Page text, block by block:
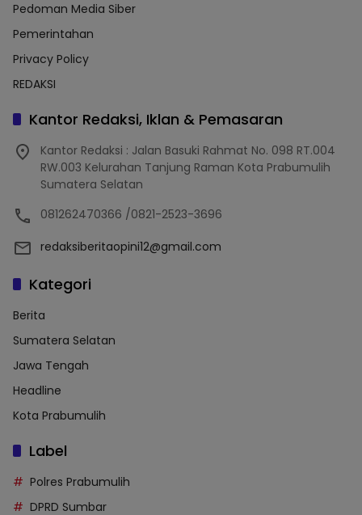
Pedoman Media Siber
Pemerintahan
Privacy Policy
REDAKSI
Kantor Redaksi, Iklan & Pemasaran
Kantor Redaksi : Jalan Basuki Rahmat No. 098 RT.004
RW.003 Kelurahan Tanjung Raman Kota Prabumulih
Sumatera Selatan
081262470366 /0821-2523-3696
redaksiberitaopini12@gmail.com
Kategori
Berita
Sumatera Selatan
Jawa Tengah
Headline
Kota Prabumulih
Label
Polres Prabumulih
DPRD Sumbar